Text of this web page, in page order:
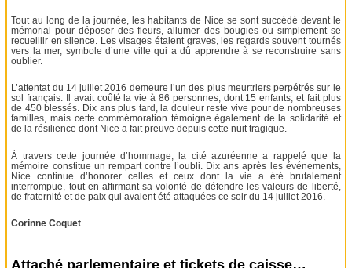
Tout au long de la journée, les habitants de Nice se sont succédé devant le
mémorial pour déposer des fleurs, allumer des bougies ou simplement se
recueillir en silence. Les visages étaient graves, les regards souvent tournés
vers la mer, symbole d’une ville qui a dû apprendre à se reconstruire sans
oublier.
L’attentat du 14 juillet 2016 demeure l’un des plus meurtriers perpétrés sur le
sol français. Il avait coûté la vie à 86 personnes, dont 15 enfants, et fait plus
de 450 blessés. Dix ans plus tard, la douleur reste vive pour de nombreuses
familles, mais cette commémoration témoigne également de la solidarité et
de la résilience dont Nice a fait preuve depuis cette nuit tragique.
À travers cette journée d’hommage, la cité azuréenne a rappelé que la
mémoire constitue un rempart contre l’oubli. Dix ans après les événements,
Nice continue d’honorer celles et ceux dont la vie a été brutalement
interrompue, tout en affirmant sa volonté de défendre les valeurs de liberté,
de fraternité et de paix qui avaient été attaquées ce soir du 14 juillet 2016.
Corinne Coquet
Attaché parlementaire et tickets de caisse…